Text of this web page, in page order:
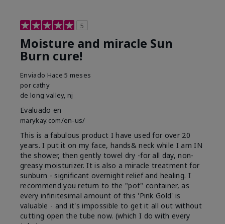
5
Moisture and miracle Sun
Burn cure!
Enviado Hace 5 meses
por cathy
de long valley, nj
Evaluado en
marykay.com/en-us/
This is a fabulous product I have used for over 20
years. I put it on my face, hands& neck while I am IN
the shower, then gently towel dry -for all day, non-
greasy moisturizer. It is also a miracle treatment for
sunburn - significant overnight relief and healing. I
recommend you return to the "pot" container, as
every infinitesimal amount of this 'Pink Gold' is
valuable - and it's impossible to get it all out without
cutting open the tube now. (which I do with every